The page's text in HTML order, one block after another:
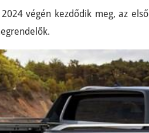
végén kezdődik meg, az első